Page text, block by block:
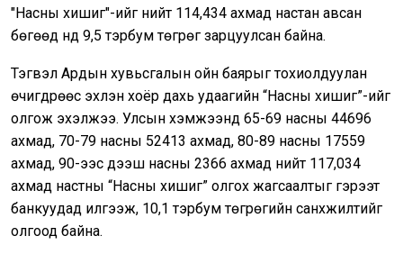
"Насны хишиг"-ийг нийт 114,434 ахмад настан авсан
бөгөөд үүнд 9,5 тэрбум төгрөг зарцуулсан байна.
Тэгвэл Ардын хувьсгалын ойн баярыг тохиолдуулан
өчигдрөөс эхлэн хоёр дахь удаагийн “Насны хишиг”-ийг
олгож эхэлжээ. Улсын хэмжээнд 65-69 насны 44696
ахмад, 70-79 насны 52413 ахмад, 80-89 насны 17559
ахмад, 90-ээс дээш насны 2366 ахмад нийт 117,034
ахмад настны “Насны хишиг” олгох жагсаалтыг гэрээт
банкуудад илгээж, 10,1 тэрбум төгрөгийн санхүүжилтийг
олгоод байна.